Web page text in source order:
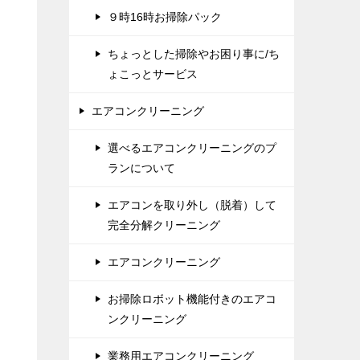
９時16時お掃除パック
ちょっとした掃除やお困り事に/ち
ょこっとサービス
エアコンクリーニング
選べるエアコンクリーニングのプ
ランについて
エアコンを取り外し（脱着）して
完全分解クリーニング
エアコンクリーニング
お掃除ロボット機能付きのエアコ
ンクリーニング
業務用エアコンクリーニング